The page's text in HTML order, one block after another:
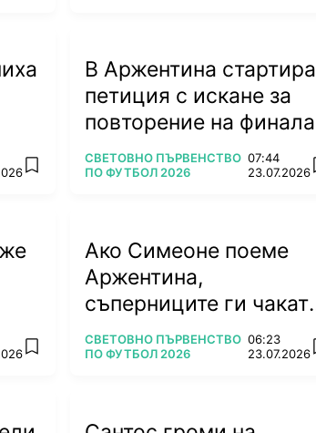
add favorites
В Аржентина стартира
петиция с искане за
повторение на финала
ПОВЕЧЕ ОТ
СВЕТОВНО ПЪРВЕНСТВО
ПО ФУТБОЛ 2026
07:44
23.07.2026
add favorites
Ако Симеоне поеме
Аржентина,
съперниците ги чакат
тежки времена
ПОВЕЧЕ ОТ
СВЕТОВНО ПЪРВЕНСТВО
ПО ФУТБОЛ 2026
06:23
23.07.2026